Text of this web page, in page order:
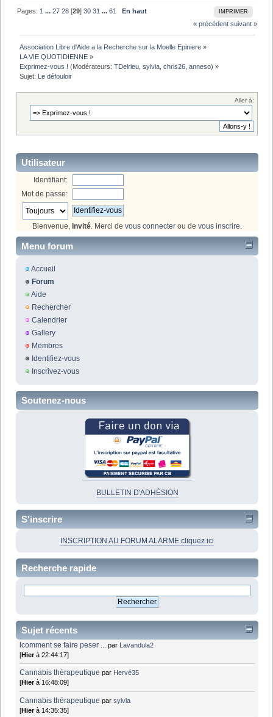
IMPRIMER
Pages: 1 ...27 28 [29]30 31 ...61
En haut
« précédent suivant »
Association Libre d'Aide a la Recherche sur la Moelle Epiniere »
LA VIE QUOTIDIENNE »
Exprimez-vous ! (Modérateurs:TDelrieu ,sylvia ,chris26 ,anneso) »
Sujet: Le défouloir
Aller à:
Utilisateur
Identifiant:
Mot de passe:
Bienvenue, Invité. Merci de vous connecter ou de vous inscrire.
Menu forum
Accueil
Forum
Aide
Rechercher
Calendrier
Gallery
Membres
Identifiez-vous
Inscrivez-vous
Soutenez-nous
BULLETIN D'ADHÉSION
S'inscrire
INSCRIPTION AU FORUM ALARME cliquez ici
Recherche rapide
Sujet récents
lcomment se faire peser ... par Lavandula2
[Hierà 22:44:17]
Cannabis thérapeutique par Hervé35
[Hierà 16:48:09]
Cannabis thérapeutique parsylvia
[Hierà 14:35:35]